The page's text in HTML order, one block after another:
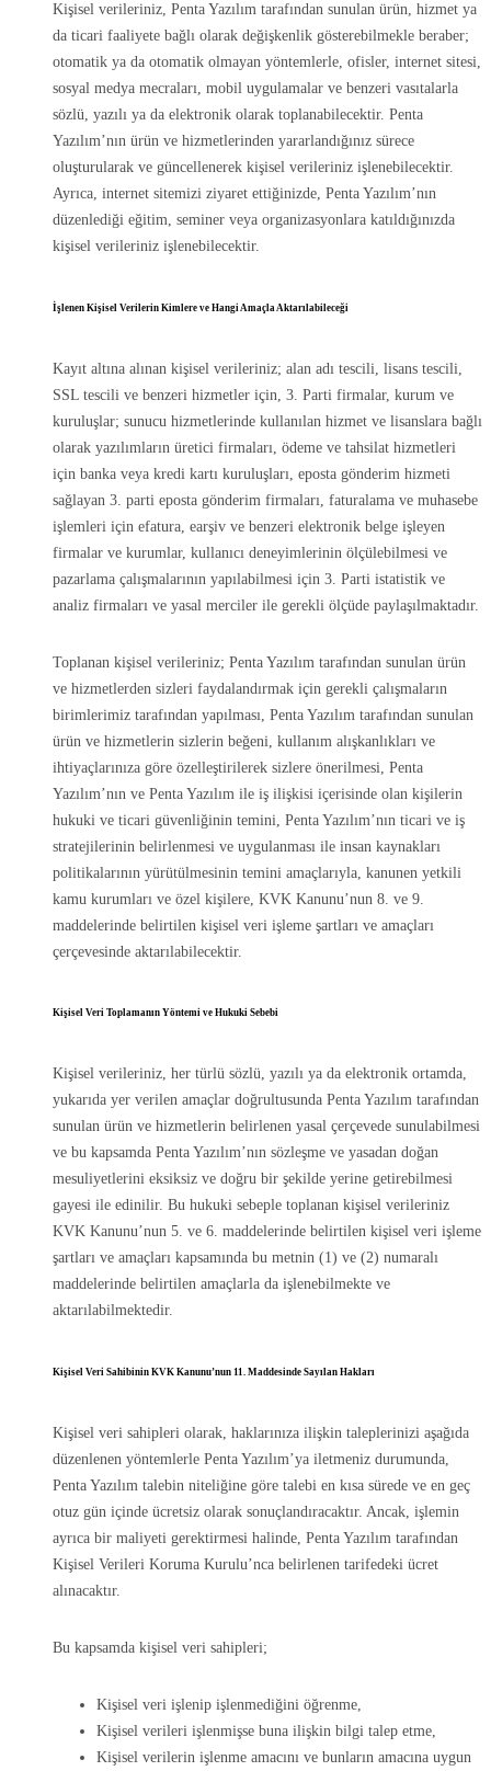
Kişisel verileriniz, Penta Yazılım tarafından sunulan ürün, hizmet ya
da ticari faaliyete bağlı olarak değişkenlik gösterebilmekle beraber;
otomatik ya da otomatik olmayan yöntemlerle, ofisler, internet sitesi,
sosyal medya mecraları, mobil uygulamalar ve benzeri vasıtalarla
sözlü, yazılı ya da elektronik olarak toplanabilecektir. Penta
Yazılım’nın ürün ve hizmetlerinden yararlandığınız sürece
oluşturularak ve güncellenerek kişisel verileriniz işlenebilecektir.
Ayrıca, internet sitemizi ziyaret ettiğinizde, Penta Yazılım’nın
düzenlediği eğitim, seminer veya organizasyonlara katıldığınızda
kişisel verileriniz işlenebilecektir.
İşlenen Kişisel Verilerin Kimlere ve Hangi Amaçla Aktarılabileceği
Kayıt altına alınan kişisel verileriniz; alan adı tescili, lisans tescili,
SSL tescili ve benzeri hizmetler için, 3. Parti firmalar, kurum ve
kuruluşlar; sunucu hizmetlerinde kullanılan hizmet ve lisanslara bağlı
olarak yazılımların üretici firmaları, ödeme ve tahsilat hizmetleri
için banka veya kredi kartı kuruluşları, eposta gönderim hizmeti
sağlayan 3. parti eposta gönderim firmaları, faturalama ve muhasebe
işlemleri için efatura, earşiv ve benzeri elektronik belge işleyen
firmalar ve kurumlar, kullanıcı deneyimlerinin ölçülebilmesi ve
pazarlama çalışmalarının yapılabilmesi için 3. Parti istatistik ve
analiz firmaları ve yasal merciler ile gerekli ölçüde paylaşılmaktadır.
Toplanan kişisel verileriniz; Penta Yazılım tarafından sunulan ürün
ve hizmetlerden sizleri faydalandırmak için gerekli çalışmaların
birimlerimiz tarafından yapılması, Penta Yazılım tarafından sunulan
ürün ve hizmetlerin sizlerin beğeni, kullanım alışkanlıkları ve
ihtiyaçlarınıza göre özelleştirilerek sizlere önerilmesi, Penta
Yazılım’nın ve Penta Yazılım ile iş ilişkisi içerisinde olan kişilerin
hukuki ve ticari güvenliğinin temini, Penta Yazılım’nın ticari ve iş
stratejilerinin belirlenmesi ve uygulanması ile insan kaynakları
politikalarının yürütülmesinin temini amaçlarıyla, kanunen yetkili
kamu kurumları ve özel kişilere, KVK Kanunu’nun 8. ve 9.
maddelerinde belirtilen kişisel veri işleme şartları ve amaçları
çerçevesinde aktarılabilecektir.
Kişisel Veri Toplamanın Yöntemi ve Hukuki Sebebi
Kişisel verileriniz, her türlü sözlü, yazılı ya da elektronik ortamda,
yukarıda yer verilen amaçlar doğrultusunda Penta Yazılım tarafından
sunulan ürün ve hizmetlerin belirlenen yasal çerçevede sunulabilmesi
ve bu kapsamda Penta Yazılım’nın sözleşme ve yasadan doğan
mesuliyetlerini eksiksiz ve doğru bir şekilde yerine getirebilmesi
gayesi ile edinilir. Bu hukuki sebeple toplanan kişisel verileriniz
KVK Kanunu’nun 5. ve 6. maddelerinde belirtilen kişisel veri işleme
şartları ve amaçları kapsamında bu metnin (1) ve (2) numaralı
maddelerinde belirtilen amaçlarla da işlenebilmekte ve
aktarılabilmektedir.
Kişisel Veri Sahibinin KVK Kanunu’nun 11. Maddesinde Sayılan Hakları
Kişisel veri sahipleri olarak, haklarınıza ilişkin taleplerinizi aşağıda
düzenlenen yöntemlerle Penta Yazılım’ya iletmeniz durumunda,
Penta Yazılım talebin niteliğine göre talebi en kısa sürede ve en geç
otuz gün içinde ücretsiz olarak sonuçlandıracaktır. Ancak, işlemin
ayrıca bir maliyeti gerektirmesi halinde, Penta Yazılım tarafından
Kişisel Verileri Koruma Kurulu’nca belirlenen tarifedeki ücret
alınacaktır.
Bu kapsamda kişisel veri sahipleri;
Kişisel veri işlenip işlenmediğini öğrenme,
Kişisel verileri işlenmişse buna ilişkin bilgi talep etme,
Kişisel verilerin işlenme amacını ve bunların amacına uygun